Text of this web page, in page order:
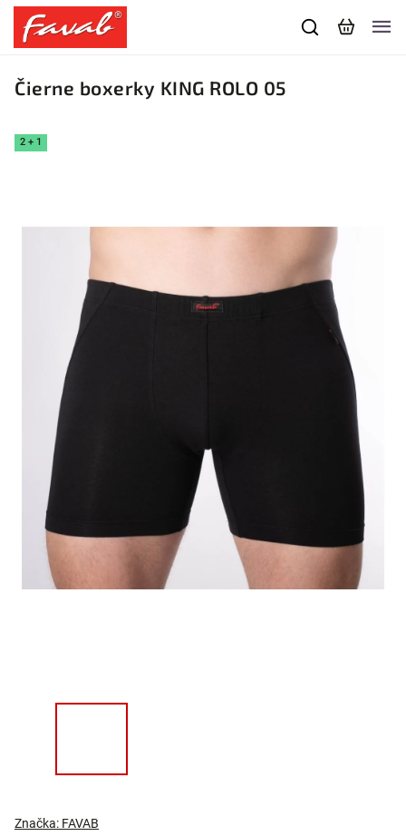
Čierne boxerky KING ROLO 05
2 + 1
Značka: FAVAB